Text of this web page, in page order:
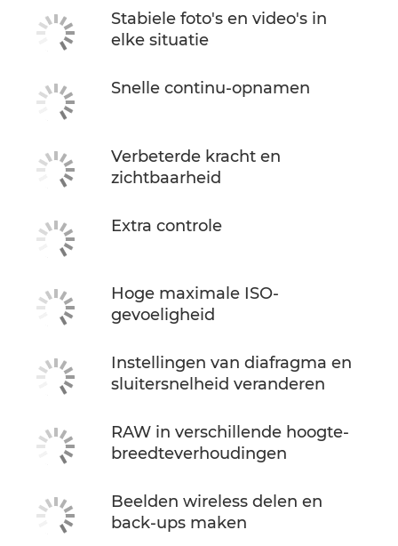
Stabiele foto's en video's in
elke situatie
Snelle continu-opnamen
Verbeterde kracht en
zichtbaarheid
Extra controle
Hoge maximale ISO-
gevoeligheid
Instellingen van diafragma en
sluitersnelheid veranderen
RAW in verschillende hoogte-
breedteverhoudingen
Beelden wireless delen en
back-ups maken